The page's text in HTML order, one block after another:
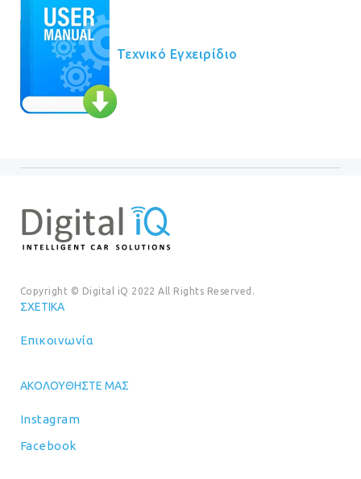
Τεχνικό Εγχειρίδιο
Copyright © Digital iQ 2022 All Rights Reserved.
ΣΧΕΤΙΚΆ
Επικοινωνία
ΑΚΟΛΟΥΘΉΣΤΕ ΜΑΣ
Instagram
Facebook